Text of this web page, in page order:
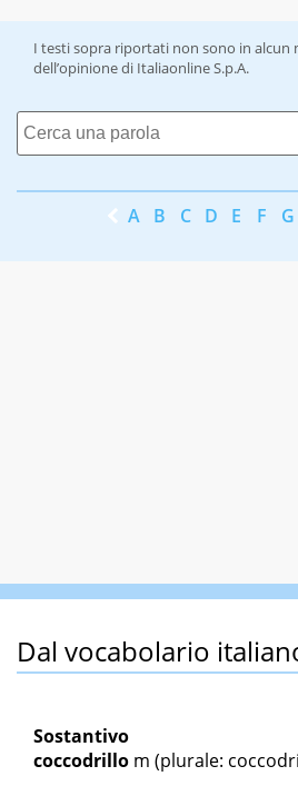
I testi sopra riportati non sono in alcun
dell’opinione di Italiaonline S.p.A.
A B C D E F G
Dal vocabolario
Sostantivo
coccodrillo m (plurale: